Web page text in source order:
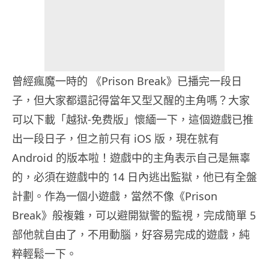
曾經瘋魔一時的 《Prison Break》已播完一段日
子，但大家都還記得當年又型又醒的主角嗎？大家
可以下載「越狱-免费版」懷緬一下，這個遊戲已推
出一段日子，但之前只有 iOS 版，現在就有
Android 的版本啦！遊戲中的主角表示自己是無辜
的，必須在遊戲中的 14 日內逃出監獄，他已有全盤
計劃。作為一個小遊戲，當然不像《Prison
Break》般複雜，可以避開獄警的監視，完成簡單 5
部他就自由了，不用動腦，好容易完成的遊戲，純
粹輕鬆一下。